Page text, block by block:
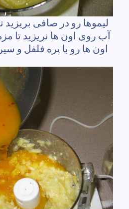
لیموها رو در صافی بریزید
آب روی اون ها نریزید تا
اون ها رو با پره فلفل و